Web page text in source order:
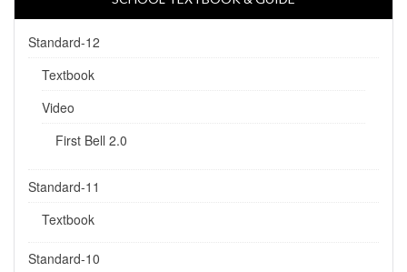
Standard-12
Textbook
Video
First Bell 2.0
Standard-11
Textbook
Standard-10